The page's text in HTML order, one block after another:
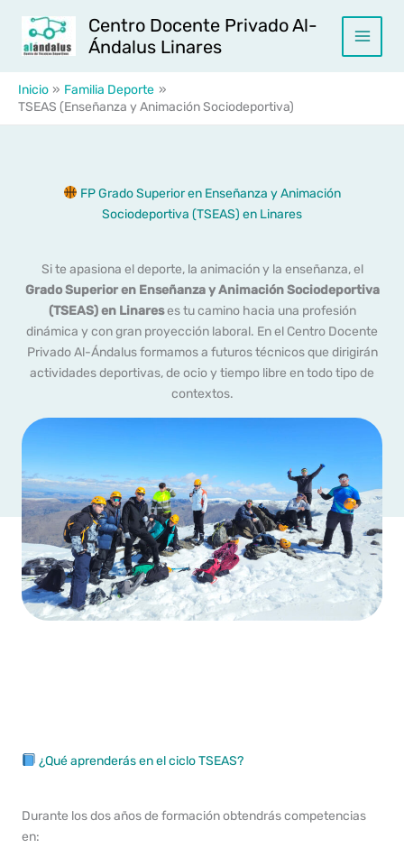
contenido
Centro Docente Privado Al-
Ándalus Linares
Inicio
Familia Deporte
TSEAS (Enseñanza y Animación Sociodeportiva)
FP Grado Superior en Enseñanza y Animación
Sociodeportiva (TSEAS) en Linares
Si te apasiona el deporte, la animación y la enseñanza, el
Grado Superior en Enseñanza y Animación Sociodeportiva
(TSEAS) en Linareses tu camino hacia una profesión
dinámica y con gran proyección laboral. En el Centro Docente
Privado Al-Ándalus formamos a futuros técnicos que dirigirán
actividades deportivas, de ocio y tiempo libre en todo tipo de
contextos.
¿Qué aprenderás en el ciclo TSEAS?
Durante los dos años de formación obtendrás competencias
en: